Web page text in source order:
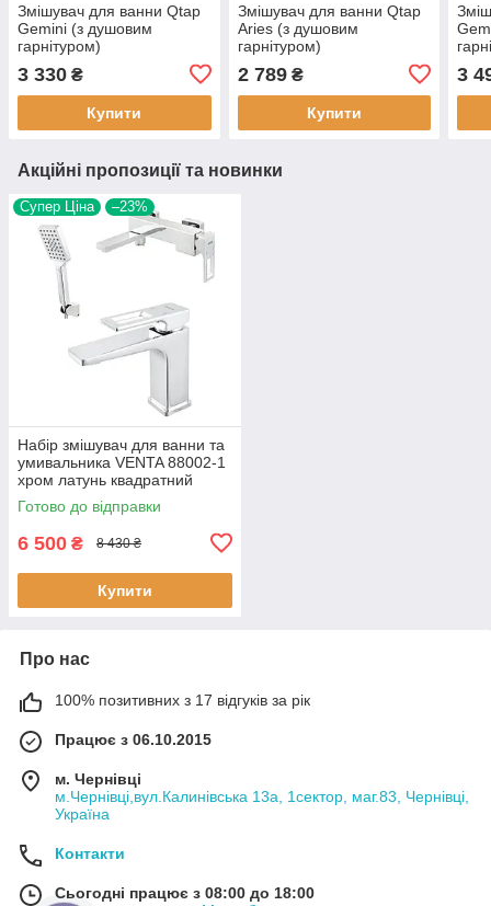
Змішувач для ванни Qtap
Gemini (з душовим
гарнітуром)
Chrome/White
3 330 ₴
Купити
Змішувач для ванни Qtap
Aries (з душовим
гарнітуром)
Chrome
2 789₴
Купити
3
Акційні пропозиції та новинки
Супер Ціна –23%
Набір змішувач для ванни та
умивальника VENTA 88002-1
хром латунь квадратний
Готово до відправки
6 500 ₴ 8 430 ₴
Купити
Про нас
100% позитивних з 17 відгуків за рік
Працює з 06.10.2015
м. Чернівці
м.Чернівці,вул.Калинівська 13а, 1сектор, маг.83, Чернівці,
Україна
Контакти
Сьогодні працює з 08:00 до 18:00